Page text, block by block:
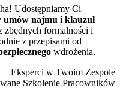
Udostępniamy Ci
umów najmu i klauzul
zbędnych formalności i
z przepisami od
wdrożenia.
Eksperci w Twoim Zespole
Szkolenie Pracowników